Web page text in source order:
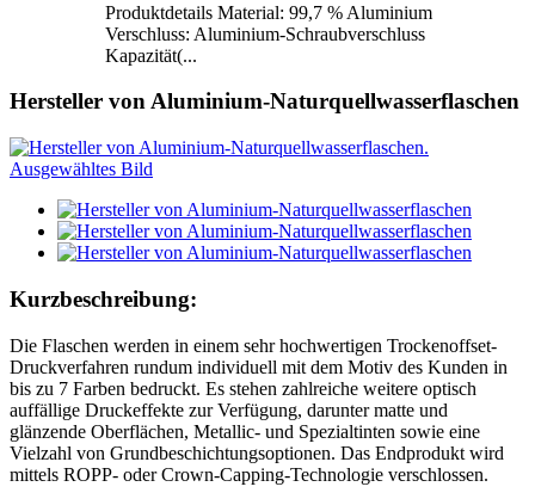
Produktdetails Material: 99,7 % Aluminium
Verschluss: Aluminium-Schraubverschluss
Kapazität(...
Hersteller von Aluminium-Naturquellwasserflaschen
Kurzbeschreibung:
Die Flaschen werden in einem sehr hochwertigen Trockenoffset-
Druckverfahren rundum individuell mit dem Motiv des Kunden in
bis zu 7 Farben bedruckt. Es stehen zahlreiche weitere optisch
auffällige Druckeffekte zur Verfügung, darunter matte und
glänzende Oberflächen, Metallic- und Spezialtinten sowie eine
Vielzahl von Grundbeschichtungsoptionen. Das Endprodukt wird
mittels ROPP- oder Crown-Capping-Technologie verschlossen.